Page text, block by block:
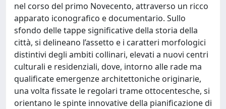
nel corso del primo Novecento, attraverso un ricco
apparato iconografico e documentario. Sullo
sfondo delle tappe significative della storia della
città, si delineano l’assetto e i caratteri morfologici
distintivi degli ambiti collinari, elevati a nuovi centri
culturali e residenziali, dove, intorno alle rade ma
qualificate emergenze architettoniche originarie,
una volta fissate le regolari trame ottocentesche, si
orientano le spinte innovative della pianificazione di